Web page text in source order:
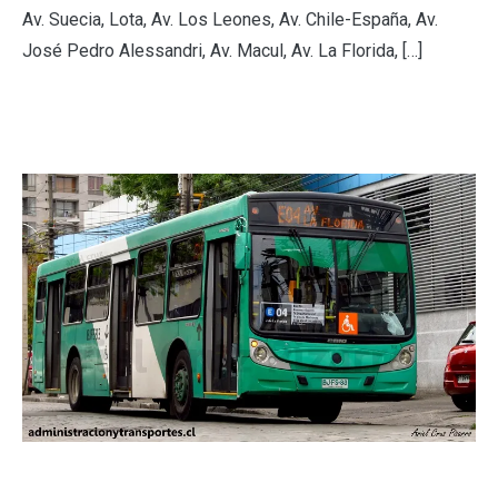
Av. Suecia, Lota, Av. Los Leones, Av. Chile-España, Av.
José Pedro Alessandri, Av. Macul, Av. La Florida, […]